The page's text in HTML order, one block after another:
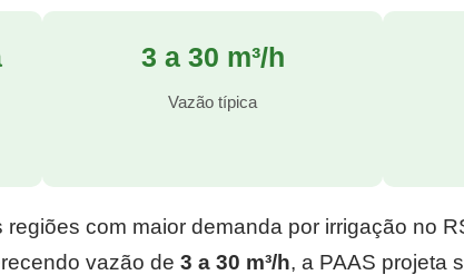
3 a 30 m³/h
Vazão típica
com maior demanda por irrigação no
vazão de 3 a 30 m³/h, a PAAS projeta